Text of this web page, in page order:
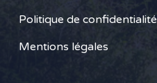
Politique de confidentialité
Mentions légales